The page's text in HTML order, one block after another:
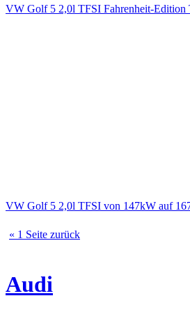
VW Golf 5 2,0l TFSI Fahrenheit-Edition
VW Golf 5 2,0l TFSI von 147kW auf
« 1 Seite zurück
Audi